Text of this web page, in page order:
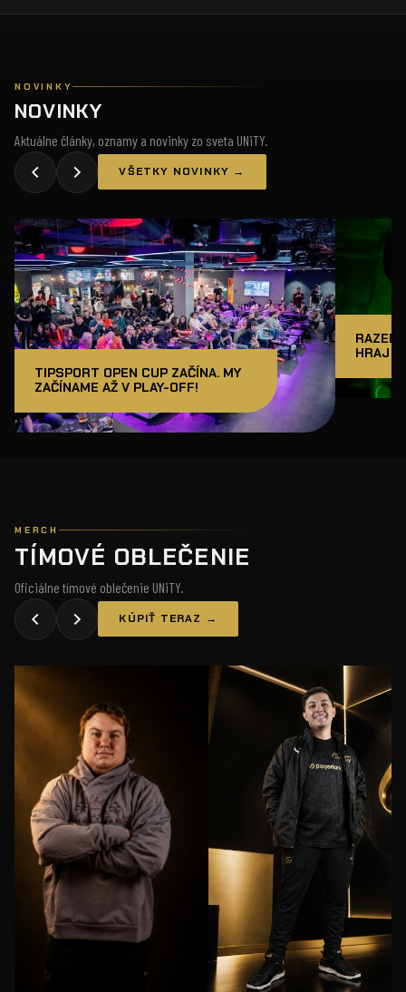
NOVINKY
NOVINKY
Aktuálne články, oznamy a novinky zo sveta UNiTY.
VŠETKY NOVINKY →
TIPSPORT OPEN CUP ZAČÍNA. MY
ZAČÍNAME AŽ V PLAY-OFF!
RAZER
HRAJ
MERCH
TÍMOVÉ OBLEČENIE
Oficiálne tímové oblečenie UNiTY.
KÚPIŤ TERAZ →